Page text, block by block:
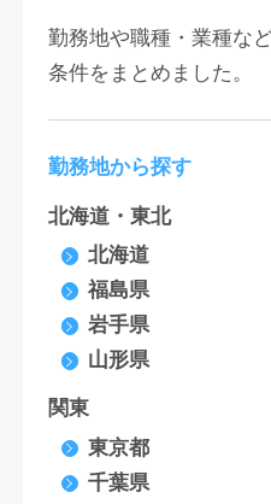
勤務地や職種・業種な
条件をまとめました。
勤務地から探す
北海道・東北
北海道
福島県
岩手県
山形県
関東
東京都
千葉県